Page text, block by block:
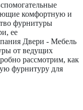
комфортную и
фурнитуры
ее
Двери - Мебель
от ведущих
рассмотрим, как
фурнитуру для